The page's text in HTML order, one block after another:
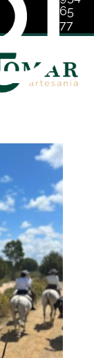
65
77
01